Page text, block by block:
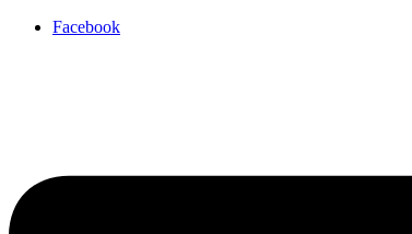
Facebook